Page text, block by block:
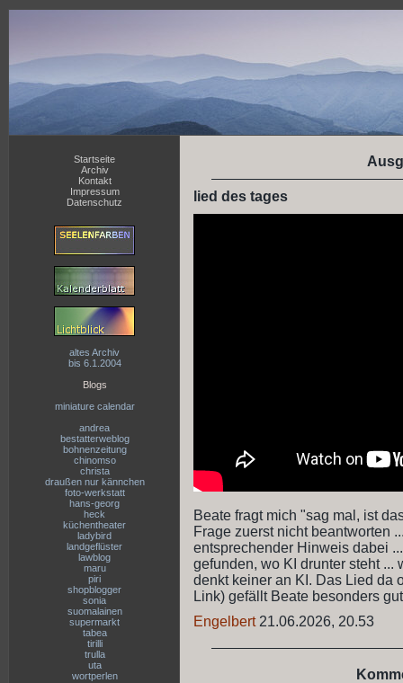
Startseite
Archiv
Kontakt
Impressum
Datenschutz
altes Archiv
bis 6.1.2004
Blogs
miniature calendar
andrea
bestatterweblog
bohnenzeitung
chinomso
christa
draußen nur kännchen
foto-werkstatt
hans-georg
heck
küchentheater
ladybird
landgeflüster
lawblog
maru
piri
shopblogger
sonia
suomalainen
supermarkt
tabea
tirilli
trulla
uta
wortperlen
lied des tages
Beate fragt mich "sag mal, ist
Frage zuerst nicht beantworten
entsprechender Hinweis dabei
gefunden, wo KI drunter steht
denkt keiner an KI. Das Lied da
Link) gefällt Beate besonders
Engelbert21.06.2026, 20.53